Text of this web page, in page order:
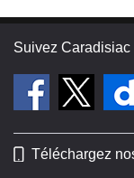
Suivez Caradisiac
Téléchargez